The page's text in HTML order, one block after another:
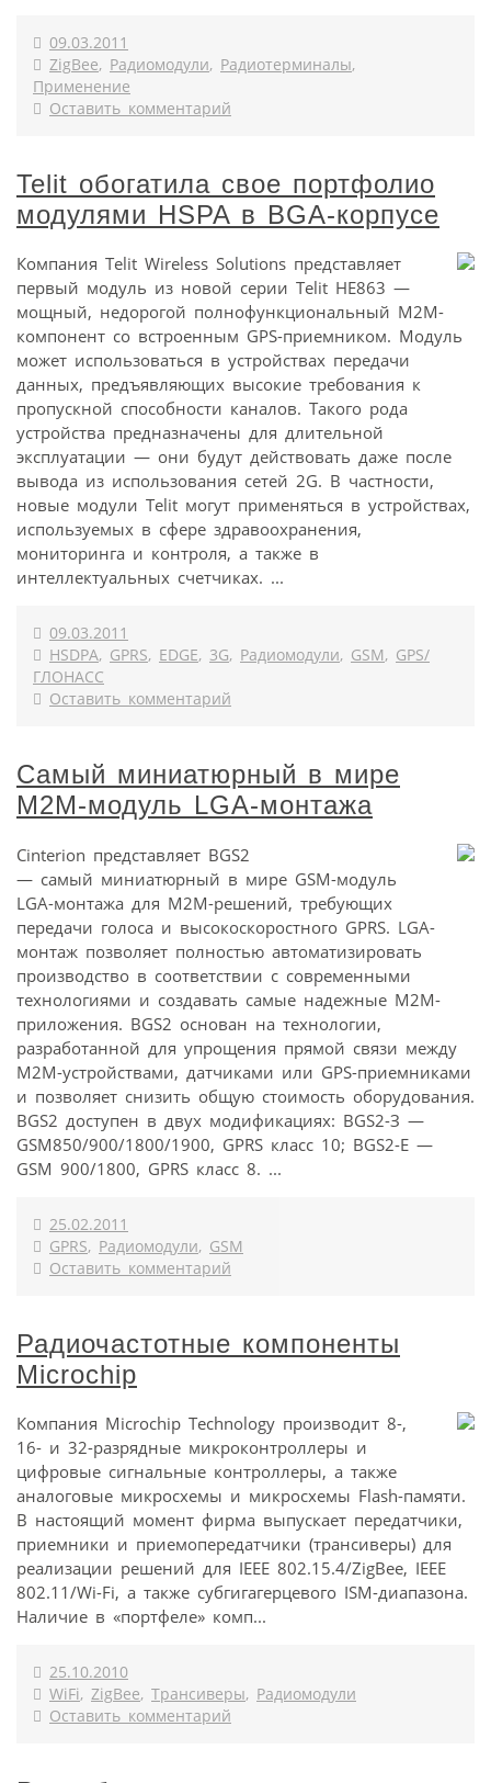
09.03.2011
ZigBee, Радиомодули, Радиотерминалы,
Применение
Оставить комментарий
Telit обогатила свое портфолио
модулями HSPA в BGA-корпусе
Компания Telit Wireless Solutions представляет
первый модуль из новой серии Telit HE863 —
мощный, недорогой полнофункциональный М2М-
компонент со встроенным GPS-приемником. Модуль
может использоваться в устройствах передачи
данных, предъявляющих высокие требования к
пропускной способности каналов. Такого рода
устройства предназначены для длительной
эксплуатации — они будут действовать даже после
вывода из использования сетей 2G. В частности,
новые модули Telit могут применяться в устройствах,
используемых в сфере здравоохранения,
мониторинга и контроля, а также в
интеллектуальных счетчиках. ...
09.03.2011
HSDPA, GPRS, EDGE, 3G, Радиомодули, GSM, GPS/
ГЛОНАСС
Оставить комментарий
Самый миниатюрный в мире
M2M-модуль LGA-монтажа
Cinterion представляет BGS2
— самый миниатюрный в мире GSM-модуль
LGA-монтажа для M2M-решений, требующих
передачи голоса и высокоскоростного GPRS. LGA-
монтаж позволяет полностью автоматизировать
производство в соответствии с современными
технологиями и создавать самые надежные М2М-
приложения. BGS2 основан на технологии,
разработанной для упрощения прямой связи между
М2М-устройствами, датчиками или GPS-приемниками
и позволяет снизить общую стоимость оборудования.
BGS2 доступен в двух модификациях: BGS2-З —
GSM850/900/1800/1900, GPRS класс 10; BGS2-E —
GSM 900/1800, GPRS класс 8. ...
25.02.2011
GPRS, Радиомодули, GSM
Оставить комментарий
Радиочастотные компоненты
Microchip
Компания Microchip Technology производит 8-,
16- и 32-разрядные микроконтроллеры и
цифровые сигнальные контроллеры, а также
аналоговые микросхемы и микросхемы Flash-памяти.
В настоящий момент фирма выпускает передатчики,
приемники и приемопередатчики (трансиверы) для
реализации решений для IEEE 802.15.4/ZigBee, IEEE
802.11/Wi-Fi, а также субгигагерцевого ISM-диапазона.
Наличие в «портфеле» комп...
25.10.2010
WiFi, ZigBee, Трансиверы, Радиомодули
Оставить комментарий